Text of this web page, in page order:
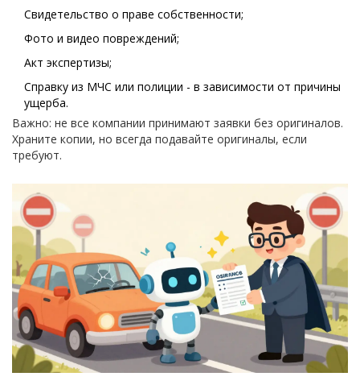
Свидетельство о праве собственности;
Фото и видео повреждений;
Акт экспертизы;
Справку из МЧС или полиции - в зависимости от причины
ущерба.
Важно: не все компании принимают заявки без оригиналов.
Храните копии, но всегда подавайте оригиналы, если
требуют.